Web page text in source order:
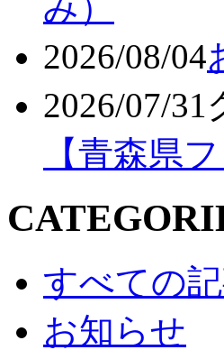
2026/08/04
2026/07/31
【青森県
すべての
お知らせ